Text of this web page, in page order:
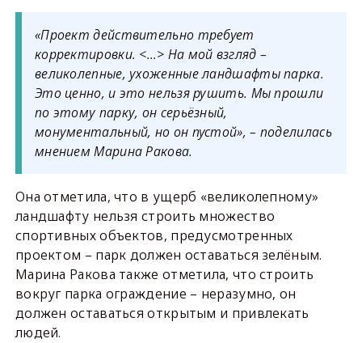
«Проект действительно требует
корректировки. <…> На мой взгляд –
великолепные, ухоженные ландшафты парка.
Это ценно, и это нельзя рушить. Мы прошли
по этому парку, он серьёзный,
монументальный, но он пустой», – поделилась
мнением Марина Ракова.
Она отметила, что в ущерб «великолепному»
ландшафту нельзя строить множество
спортивных объектов, предусмотренных
проектом – парк должен оставаться зелёным.
Марина Ракова также отметила, что строить
вокруг парка ограждение – неразумно, он
должен оставаться открытым и привлекать
людей.